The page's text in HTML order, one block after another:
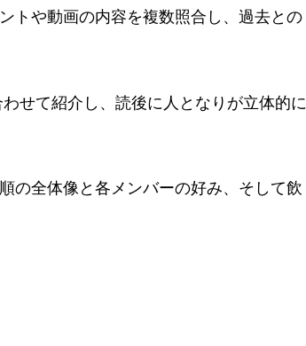
トや動画の内容を複数照合し、過去との
せて紹介し、読後に人となりが立体的に
の全体像と各メンバーの好み、そして飲